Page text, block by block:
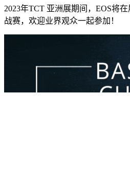
2023年TCT 亚洲展期间，EOS将
战赛，欢迎业界观众一起参加！